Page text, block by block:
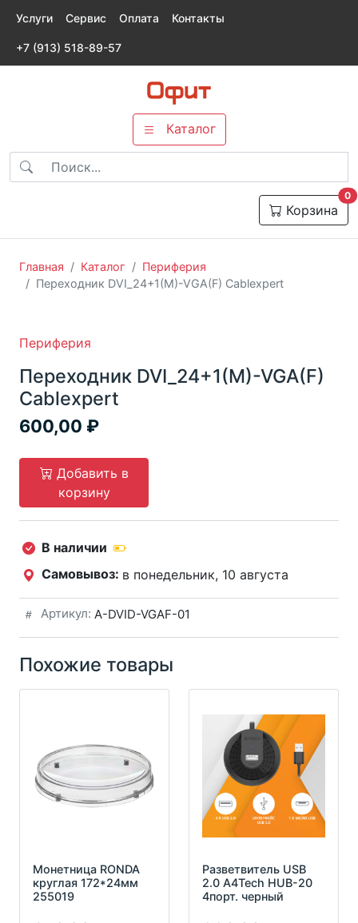
Услуги Сервис Оплата Контакты
+7 (913) 518-89-57
Каталог
Корзина
0
Главная Каталог
Периферия
Переходник DVI_24+1(M)-VGA(F) Cablexpert
Периферия
Переходник DVI_24+1(M)-VGA(F)
Cablexpert
600,00
Добавить в
корзину
В наличии
Самовывоз: в понедельник, 10 августа
Артикул: A-DVID-VGAF-01
Похожие товары
Монетница RONDA
круглая 172*24мм
255019
Разветвитель USB
2.0 A4Tech HUB-20
4порт. черный